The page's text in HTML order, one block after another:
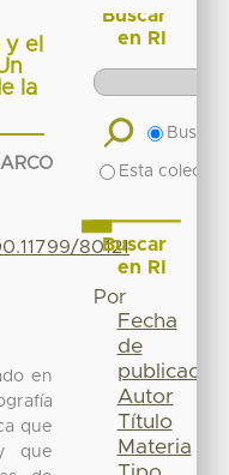
el
la
80121
en
que
que
Buscar
en RI
Buscar
Esta
Buscar
en RI
Por
Fecha
de
publicación
Autor
Título
Materia